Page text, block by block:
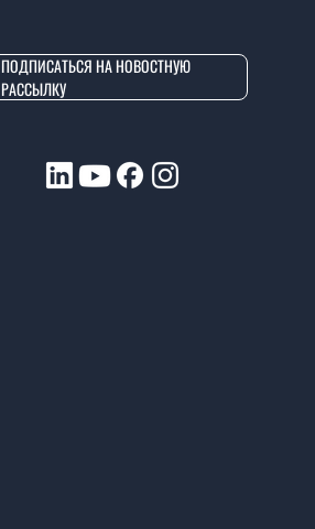
ПОДПИСАТЬСЯ НА НОВОСТНУЮ
РАССЫЛКУ